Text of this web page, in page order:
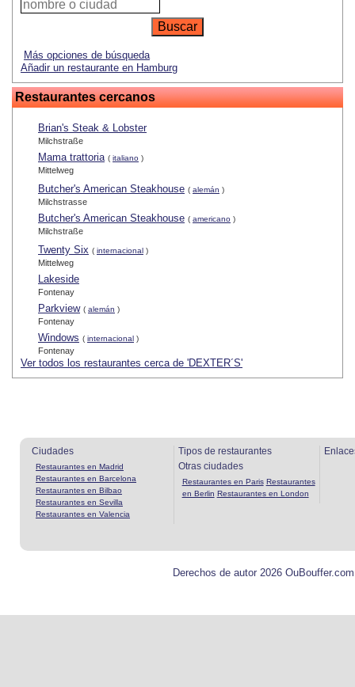
Más opciones de búsqueda
Añadir un restaurante en Hamburg
Restaurantes cercanos
Brian's Steak & Lobster
Milchstraße
Mama trattoria ( italiano )
Mittelweg
Butcher's American Steakhouse ( alemán )
Milchstrasse
Butcher's American Steakhouse ( americano )
Milchstraße
Twenty Six ( internacional )
Mittelweg
Lakeside
Fontenay
Parkview ( alemán )
Fontenay
Windows ( internacional )
Fontenay
Ver todos los restaurantes cerca de 'DEXTER´S'
Ciudades
Restaurantes en Madrid
Restaurantes en Barcelona
Restaurantes en Bilbao
Restaurantes en Sevilla
Restaurantes en Valencia
Tipos de restaurantes
Otras ciudades
Restaurantes en Paris Restaurantes
en Berlin Restaurantes en London
Derechos de autor 2026